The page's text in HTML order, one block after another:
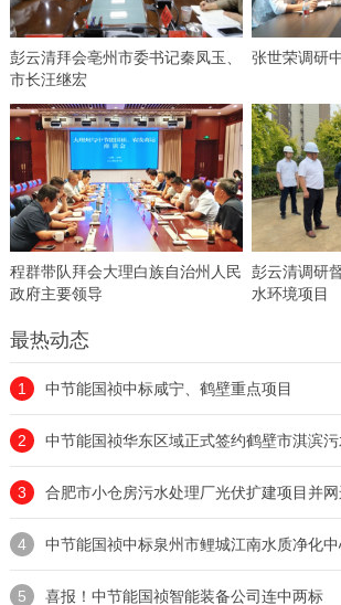
彭云清拜会亳州市委书记秦凤玉、
市长汪继宏
张世荣调研
程群带队拜会大理白族自治州人民
政府主要领导
彭云清调研
水环境项目
最热动态
1 中节能国祯中标咸宁、鹤壁重点项目
2 中节能国祯华东区域正式签约鹤壁市淇滨
3 合肥市小仓房污水处理厂光伏扩建项目并
4 中节能国祯中标泉州市鲤城江南水质净化
5 喜报！中节能国祯智能装备公司连中两标